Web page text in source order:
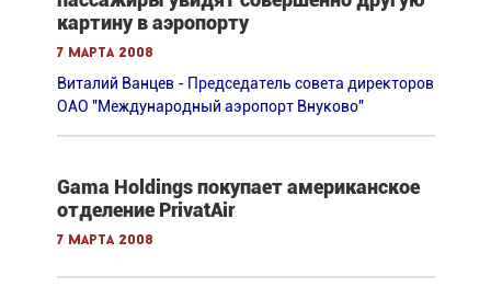
картину в аэропорту
7 марта 2008
Виталий Ванцев - Председатель совета директоров
ОАО "Международный аэропорт Внуково"
Gama Holdings покупает американское
отделение PrivatAir
7 марта 2008